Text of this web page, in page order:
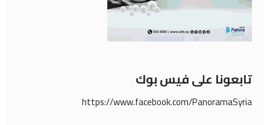
تابعونا على فيس بوك
https://www.facebook.com/PanoramaSyria